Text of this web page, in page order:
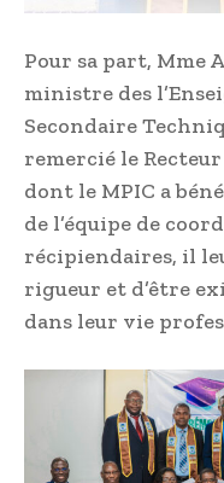
Pour sa part, Mme
ministre des
Secondaire
remercié le
dont le MPIC a
de l’équipe de
récipiendaires, il
rigueur et d’être
dans leur vie